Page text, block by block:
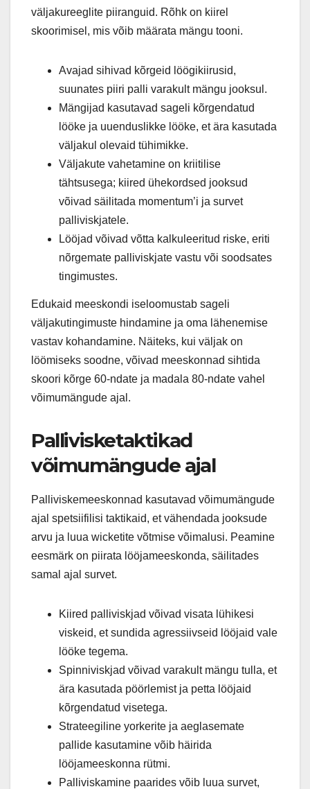
väljakureeglite piiranguid. Rõhk on kiirel
skoorimisel, mis võib määrata mängu tooni.
Avajad sihivad kõrgeid löögikiirusid,
suunates piiri palli varakult mängu jooksul.
Mängijad kasutavad sageli kõrgendatud
lööke ja uuenduslikke lööke, et ära kasutada
väljakul olevaid tühimikke.
Väljakute vahetamine on kriitilise
tähtsusega; kiired ühekordsed jooksud
võivad säilitada momentum’i ja survet
palliviskjatele.
Lööjad võivad võtta kalkuleeritud riske, eriti
nõrgemate palliviskjate vastu või soodsates
tingimustes.
Edukaid meeskondi iseloomustab sageli
väljakutingimuste hindamine ja oma lähenemise
vastav kohandamine. Näiteks, kui väljak on
löömiseks soodne, võivad meeskonnad sihtida
skoori kõrge 60-ndate ja madala 80-ndate vahel
võimumängude ajal.
Pallivisketaktikad
võimumängude ajal
Palliviskemeeskonnad kasutavad võimumängude
ajal spetsiifilisi taktikaid, et vähendada jooksude
arvu ja luua wicketite võtmise võimalusi. Peamine
eesmärk on piirata lööjameeskonda, säilitades
samal ajal survet.
Kiired palliviskjad võivad visata lühikesi
viskeid, et sundida agressiivseid lööjaid vale
lööke tegema.
Spinniviskjad võivad varakult mängu tulla, et
ära kasutada pöörlemist ja petta lööjaid
kõrgendatud visetega.
Strateegiline yorkerite ja aeglasemate
pallide kasutamine võib häirida
lööjameeskonna rütmi.
Palliviskamine paarides võib luua survet,